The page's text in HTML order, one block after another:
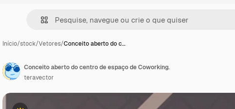
Início/stock/Vetores/Conceito aberto do c…
Conceito aberto do centro de espaço de Coworking.
teravector